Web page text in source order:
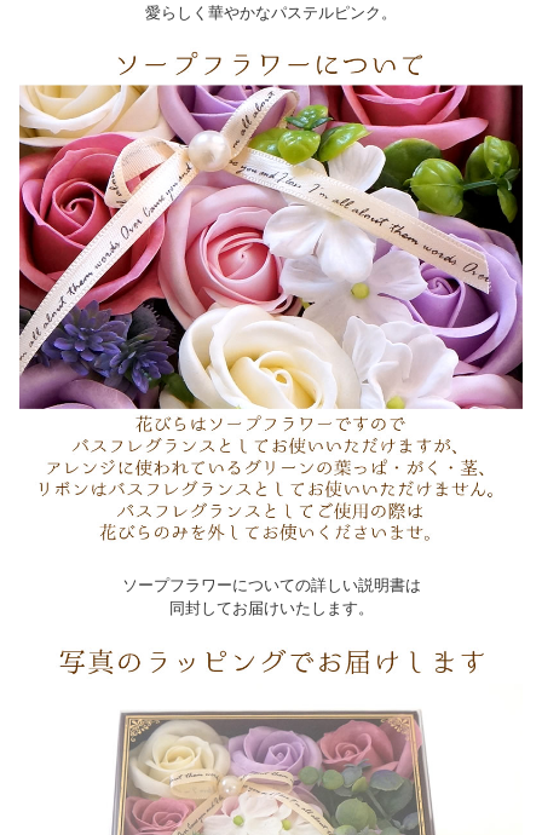
愛らしく華やかなパステルピンク。
ソープフラワーについての詳しい説明書は
同封してお届けいたします。